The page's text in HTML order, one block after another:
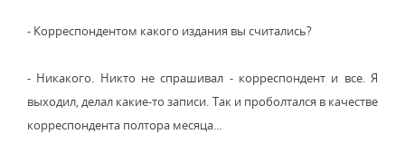
- Корреспондентом какого издания вы считались?
- Никакого. Никто не спрашивал - корреспондент и все. Я
выходил, делал какие-то записи. Так и проболтался в качестве
корреспондента полтора месяца...